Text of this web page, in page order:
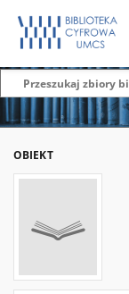
OBIEKT